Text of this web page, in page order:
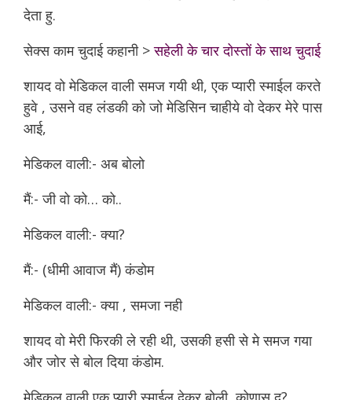
देता हु.
सेक्स काम चुदाई कहानी >सहेली के चार दोस्तों के साथ चुदाई
शायद वो मेडिकल वाली समज गयी थी, एक प्यारी स्माईल करते
हुवे , उसने वह लंडकी को जो मेडिसिन चाहीये वो देकर मेरे पास
आई,
मेडिकल वाली:- अब बोलो
मैं:- जी वो को… को..
मेडिकल वाली:- क्या?
मैं:- (धीमी आवाज मैं) कंडोम
मेडिकल वाली:- क्या , समजा नही
शायद वो मेरी फिरकी ले रही थी, उसकी हसी से मे समज गया
और जोर से बोल दिया कंडोम.